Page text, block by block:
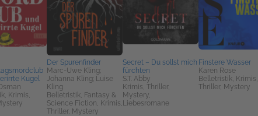
Kugel
Krimis,
Der Spurenfinder
Marc-Uwe Kling;
Johanna Kling; Luise
Kling
Belletristik, Fantasy &
Science Fiction, Krimis,
Thriller, Mystery
Secret – Du sollst mich
fürchten
S.T. Abby
Krimis, Thriller,
Mystery,
Liebesromane
Finstere Wasser
Karen Rose
Belletristik, Krimis,
Thriller, Mystery